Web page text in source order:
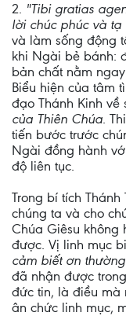
2. "Tibi gratias
lời chúc phúc và tạ
và làm sống động
khi Ngài bẻ bánh:
bản chất nằm
Biểu hiện của tâm
đạo Thánh Kinh về
của Thiên Chúa.
tiến bước trước
Ngài đồng hành
độ liên tục.
Trong bí tích
chúng ta và cho
Chúa Giêsu không
được. Vị linh mục
cảm biết ơn
đã nhận được
đức tin, là điều mà
ân chức linh mục,